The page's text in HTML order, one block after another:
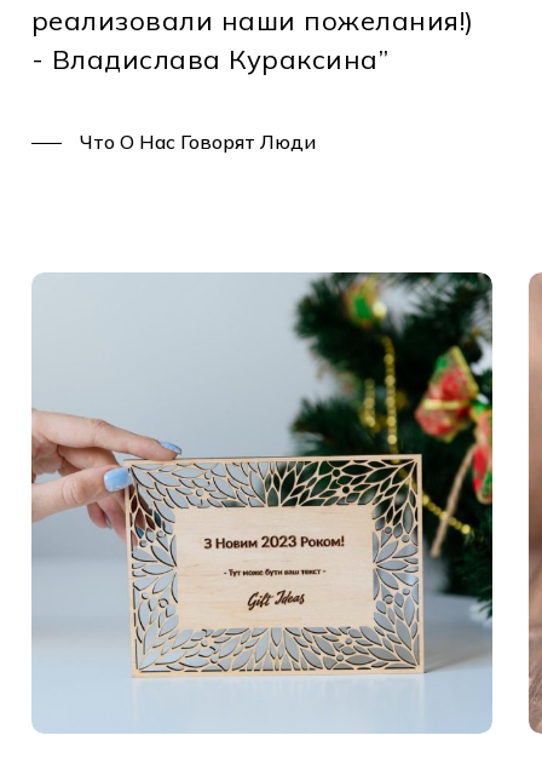
реализовали наши пожелания!)
- Владислава Кураксина”
Что О Нас Говорят Люди